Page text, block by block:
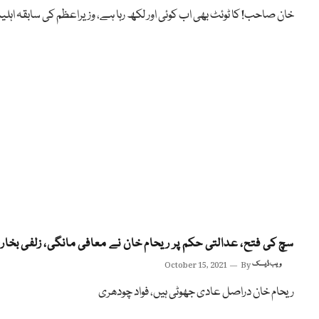
خان صاحب! کا ٹوئٹ بھی اب کوئی اور لکھ رہا ہے، وزیراعظم کی سابقہ
سچ کی فتح، عدالتی حکم پر ریحام خان نے معافی مانگی، زلفی
October 15, 2021 Byویب ڈیسک
ریحام خان دراصل عادی جھوٹی ہیں، فواد چودھری